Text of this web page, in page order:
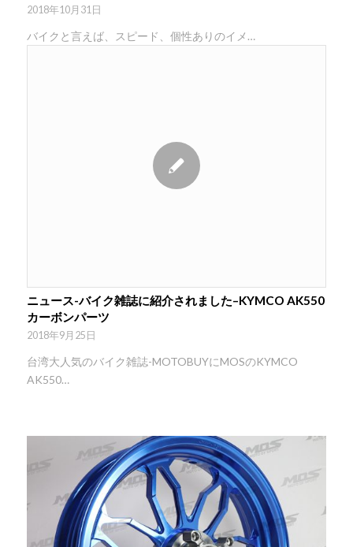
2018年10月31日
バイクと言えば、スピード、個性ありのイメ…
ニュース-バイク雑誌に紹介されました–KYMCO AK550
カーボンパーツ
2018年9月25日
台湾大人気のバイク雑誌-MOTOBUYにMOSのKYMCO
AK550…